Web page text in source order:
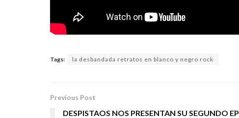
Tags: la desbandada retratos en blanco y negro rock
Previous Post
DESPISTAOS NOS PRESENTAN SU SEGUNDO EP